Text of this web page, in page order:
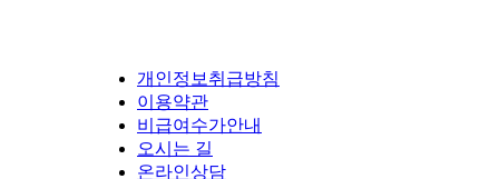
개인정보취급방침
이용약관
비급여수가안내
오시는 길
온라인상담